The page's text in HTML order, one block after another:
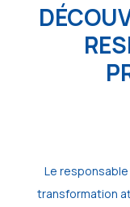
Le
transformation